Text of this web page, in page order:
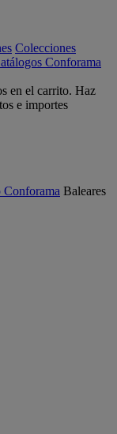
Colecciones
Conforama
en el carrito. Haz
e importes
Conforama Baleares